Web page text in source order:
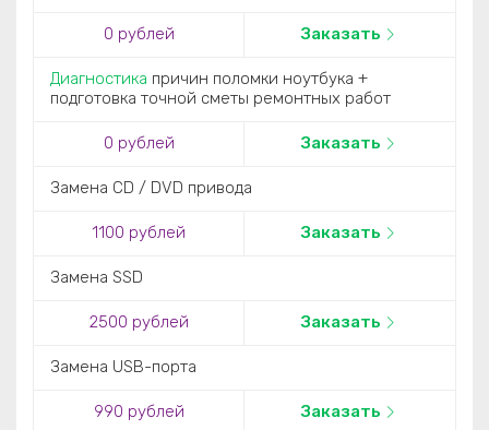
0 рублей Заказать
Диагностика причин поломки ноутбука +
подготовка точной сметы ремонтных работ
0 рублей Заказать
Замена CD / DVD привода
1100 рублей Заказать
Замена SSD
2500 рублей Заказать
Замена USB-порта
990 рублей Заказать